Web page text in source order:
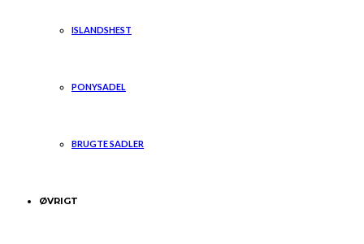
ISLANDSHEST
PONYSADEL
BRUGTE SADLER
ØVRIGT